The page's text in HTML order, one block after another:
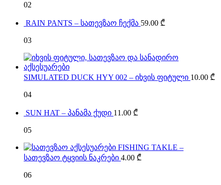
02
RAIN PANTS – სათევზაო ჩექმა 59.00 ₾
03
SIMULATED DUCK HYY 002 – იხვის ფიტული 10.00 ₾
04
SUN HAT – პანამა ქუდი 11.00 ₾
05
FISHING TAKLE –
სათევზაო ტყვიის ნაკრები 4.00 ₾
06